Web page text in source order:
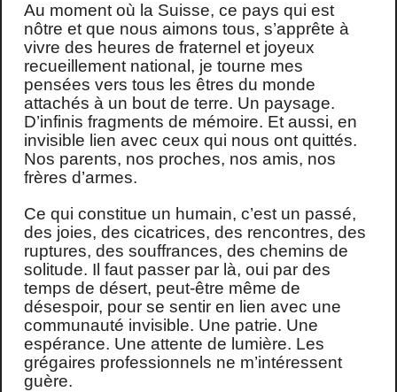
Au moment où la Suisse, ce pays qui est
nôtre et que nous aimons tous, s’apprête à
vivre des heures de fraternel et joyeux
recueillement national, je tourne mes
pensées vers tous les êtres du monde
attachés à un bout de terre. Un paysage.
D’infinis fragments de mémoire. Et aussi, en
invisible lien avec ceux qui nous ont quittés.
Nos parents, nos proches, nos amis, nos
frères d’armes.
Ce qui constitue un humain, c’est un passé,
des joies, des cicatrices, des rencontres, des
ruptures, des souffrances, des chemins de
solitude. Il faut passer par là, oui par des
temps de désert, peut-être même de
désespoir, pour se sentir en lien avec une
communauté invisible. Une patrie. Une
espérance. Une attente de lumière. Les
grégaires professionnels ne m’intéressent
guère.